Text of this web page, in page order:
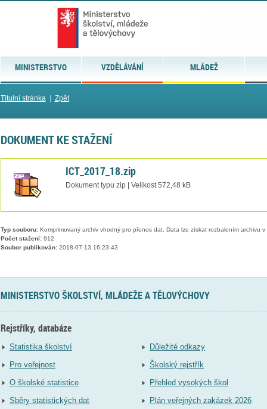
MINISTERSTVO VZDĚLÁVÁNÍ MLÁDEŽ
Titulní stránka| Zpět
DOKUMENT KE STAŽENÍ
ICT_2017_18.zip
Dokument typu zip | Velikost 572,48 kB
Typ souboru:Komprimovaný archiv vhodný pro přenos dat. Data lze získat rozbalením archivu
Počet stažení:912
Soubor publikován:2018-07-13 16:23:43
MINISTERSTVO ŠKOLSTVÍ, MLÁDEŽE A TĚLOVÝCHOVY
Rejstříky, databáze
Statistika školství
Pro veřejnost
O školské statistice
Sběry statistických dat
Důležité odkazy
Školský rejstřík
Přehled vysokých škol
Plán veřejných zakázek 2026